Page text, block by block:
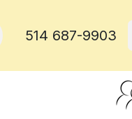
514 687-9903